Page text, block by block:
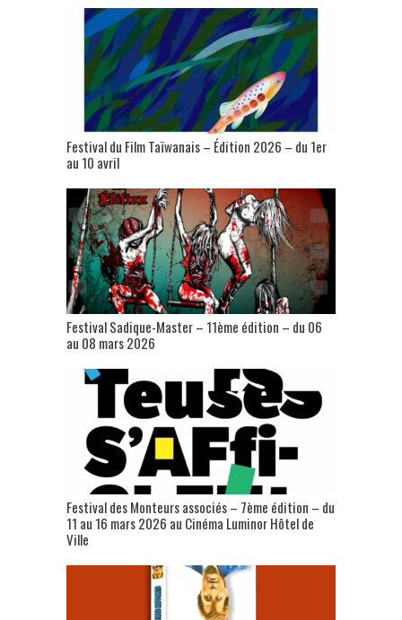
Festival du Film Taïwanais – Édition 2026 – du 1er
au 10 avril
Festival Sadique-Master – 11ème édition – du 06
au 08 mars 2026
Festival des Monteurs associés – 7ème édition – du
11 au 16 mars 2026 au Cinéma Luminor Hôtel de
Ville